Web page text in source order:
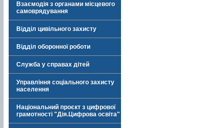
Взаємодія з органами місцевого
самоврядування
Відділ цивільного захисту
Відділ оборонної роботи
Служба у справах дітей
Управління соціального захисту
населення
Національний проєкт з цифрової
грамотності "Дія.Цифрова освіта"